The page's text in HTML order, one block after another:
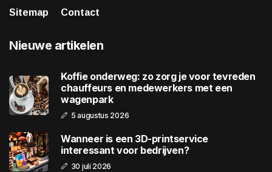
Sitemap
Contact
Nieuwe artikelen
Koffie onderweg: zo zorg je voor tevreden
chauffeurs en medewerkers met een
wagenpark
5 augustus 2026
Wanneer is een 3D-printservice
interessant voor bedrijven?
30 juli 2026